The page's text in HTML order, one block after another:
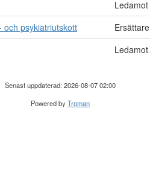
Ledamot
och psykiatriutskott
Ersättare
Ledamot
Senast uppdaterad: 2026-08-07 02:00
Powered byTroman